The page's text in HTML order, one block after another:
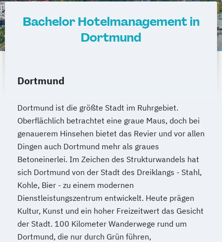
Bachelor Hotelmanagement in
Dortmund
Dortmund
Dortmund ist die größte Stadt im Ruhrgebiet.
Oberflächlich betrachtet eine graue Maus, doch bei
genauerem Hinsehen bietet das Revier und vor allen
Dingen auch Dortmund mehr als graues
Betoneinerlei. Im Zeichen des Strukturwandels hat
sich Dortmund von der Stadt des Dreiklangs - Stahl,
Kohle, Bier - zu einem modernen
Dienstleistungszentrum entwickelt. Heute prägen
Kultur, Kunst und ein hoher Freizeitwert das Gesicht
der Stadt. 100 Kilometer Wanderwege rund um
Dortmund, die nur durch Grün führen,